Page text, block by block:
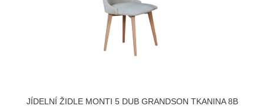
JÍDELNÍ ŽIDLE MONTI 5 DUB GRANDSON TKANINA 8B